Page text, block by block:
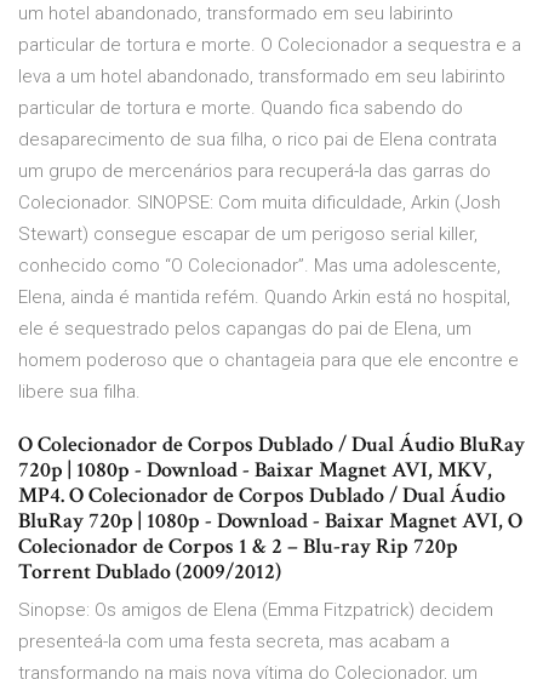
um hotel abandonado, transformado em seu labirinto
particular de tortura e morte. O Colecionador a sequestra e a
leva a um hotel abandonado, transformado em seu labirinto
particular de tortura e morte. Quando fica sabendo do
desaparecimento de sua filha, o rico pai de Elena contrata
um grupo de mercenários para recuperá-la das garras do
Colecionador. SINOPSE: Com muita dificuldade, Arkin (Josh
Stewart) consegue escapar de um perigoso serial killer,
conhecido como “O Colecionador”. Mas uma adolescente,
Elena, ainda é mantida refém. Quando Arkin está no hospital,
ele é sequestrado pelos capangas do pai de Elena, um
homem poderoso que o chantageia para que ele encontre e
libere sua filha.
O Colecionador de Corpos Dublado / Dual Áudio BluRay
720p | 1080p - Download - Baixar Magnet AVI, MKV,
MP4. O Colecionador de Corpos Dublado / Dual Áudio
BluRay 720p | 1080p - Download - Baixar Magnet AVI, O
Colecionador de Corpos 1 & 2 – Blu-ray Rip 720p
Torrent Dublado (2009/2012)
Sinopse: Os amigos de Elena (Emma Fitzpatrick) decidem
presenteá-la com uma festa secreta, mas acabam a
transformando na mais nova vítima do Colecionador, um